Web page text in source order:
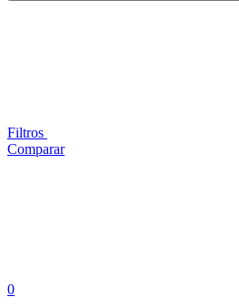
Filtros
Comparar
0